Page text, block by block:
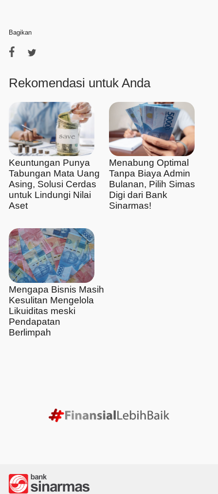
Bagikan
Rekomendasi untuk Anda
Keuntungan Punya
Tabungan Mata Uang
Asing, Solusi Cerdas
untuk Lindungi Nilai
Aset
Menabung Optimal
Tanpa Biaya Admin
Bulanan, Pilih Simas
Digi dari Bank
Sinarmas!
Mengapa Bisnis Masih
Kesulitan Mengelola
Likuiditas meski
Pendapatan
Berlimpah